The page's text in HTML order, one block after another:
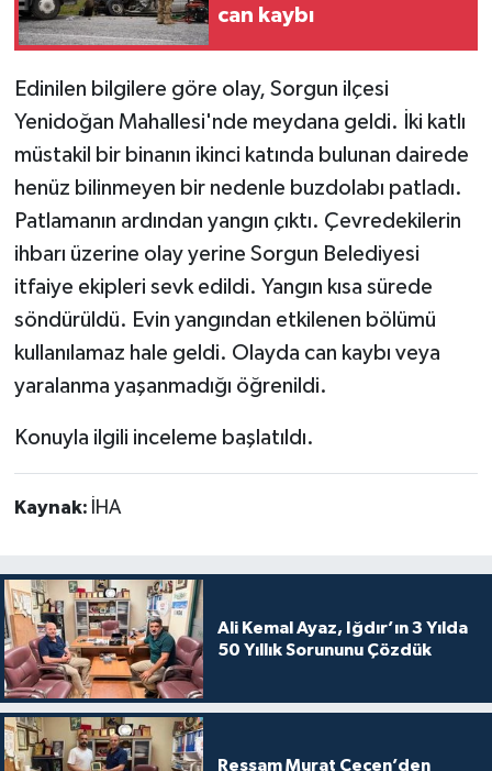
can kaybı
Edinilen bilgilere göre olay, Sorgun ilçesi
Yenidoğan Mahallesi'nde meydana geldi. İki katlı
müstakil bir binanın ikinci katında bulunan dairede
henüz bilinmeyen bir nedenle buzdolabı patladı.
Patlamanın ardından yangın çıktı. Çevredekilerin
ihbarı üzerine olay yerine Sorgun Belediyesi
itfaiye ekipleri sevk edildi. Yangın kısa sürede
söndürüldü. Evin yangından etkilenen bölümü
kullanılamaz hale geldi. Olayda can kaybı veya
yaralanma yaşanmadığı öğrenildi.
Konuyla ilgili inceleme başlatıldı.
Kaynak: İHA
Ali Kemal Ayaz, Iğdır’ın 3 Yılda
50 Yıllık Sorununu Çözdük
Ressam Murat Çeçen’den